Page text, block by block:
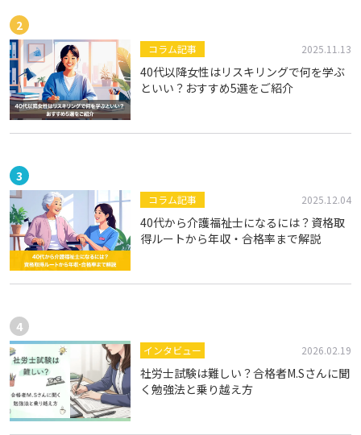
コラム記事 2025.11.13
40代以降女性はリスキリングで何を学ぶ
といい？おすすめ5選をご紹介
コラム記事 2025.12.04
40代から介護福祉士になるには？資格取
得ルートから年収・合格率まで解説
インタビュー 2026.02.19
社労士試験は難しい？合格者M.Sさんに聞
く勉強法と乗り越え方